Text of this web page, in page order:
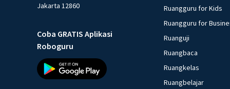
Jakarta 12860
Coba GRATIS Aplikasi
Roboguru
Ruangguru for Kids
Ruangguru for
Ruanguji
Ruangbaca
Ruangkelas
Ruangbelajar